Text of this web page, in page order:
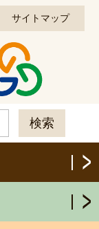
サイトマップ